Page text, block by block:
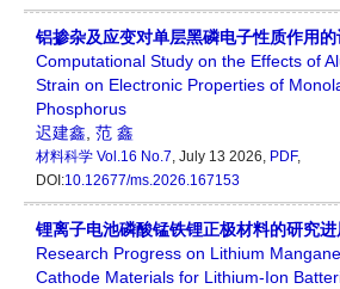
铝掺杂及应变对单层黑磷电子性质作用
Computational Study on the Effects of
Strain on Electronic Properties of
Phosphorus
迟建鑫 范 鑫
材料科学 Vol.16 No.7, July 13 2026, PDF,
DOI:10.12677/ms.2026.167153
锂离子电池磷酸锰铁锂正极材料的研究进
Research Progress on Lithium
Cathode Materials for Lithium-Ion